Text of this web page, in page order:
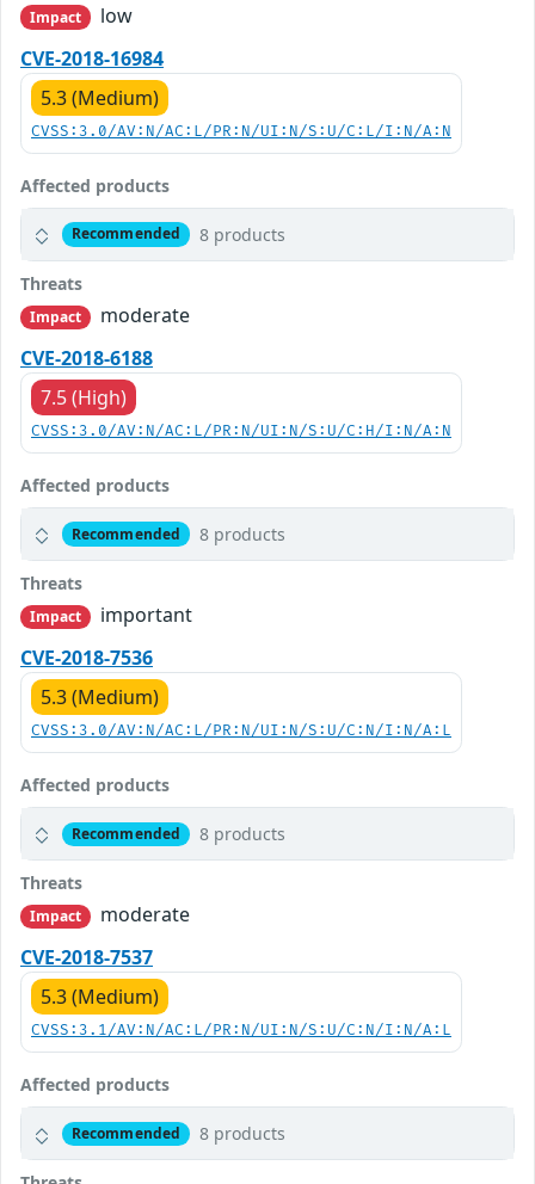
Impact
low
CVE-2018-16984
5.3 (Medium)
CVSS:3.0/AV:N/AC:L/PR:N/UI:N/S:U/C:L/I:N/A:N
Affected products
Recommended 8 products
Threats
Impact
moderate
CVE-2018-6188
7.5 (High)
CVSS:3.0/AV:N/AC:L/PR:N/UI:N/S:U/C:H/I:N/A:N
Affected products
Recommended 8 products
Threats
Impact
important
CVE-2018-7536
5.3 (Medium)
CVSS:3.0/AV:N/AC:L/PR:N/UI:N/S:U/C:N/I:N/A:L
Affected products
Recommended 8 products
Threats
Impact
moderate
CVE-2018-7537
5.3 (Medium)
CVSS:3.1/AV:N/AC:L/PR:N/UI:N/S:U/C:N/I:N/A:L
Affected products
Recommended 8 products